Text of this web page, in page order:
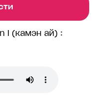
I (камэн ай) :